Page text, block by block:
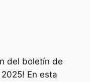
del boletín de
En esta